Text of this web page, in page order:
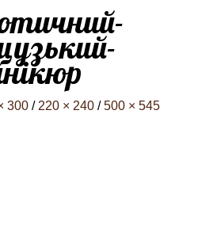
300 / 220 × 240 / 500 × 545